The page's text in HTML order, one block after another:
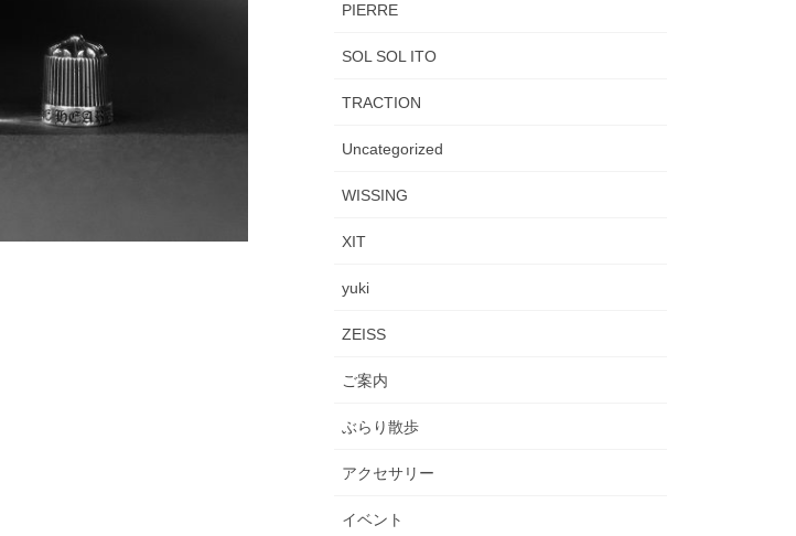
PIERRE
SOL SOL ITO
TRACTION
Uncategorized
WISSING
XIT
yuki
ZEISS
ご案内
ぶらり散歩
アクセサリー
イベント